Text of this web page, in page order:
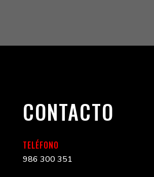
CONTACTO
TELÉFONO
986 300 351